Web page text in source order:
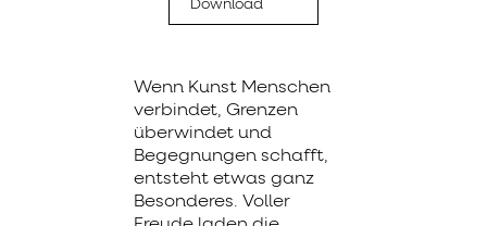
Download
Wenn Kunst Menschen
verbindet, Grenzen
überwindet und
Begegnungen schafft,
entsteht etwas ganz
Besonderes. Voller